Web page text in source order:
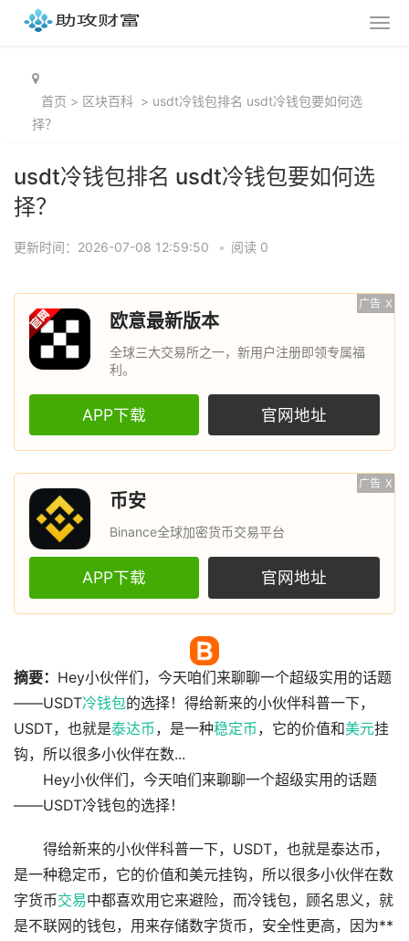
首页 > 区块百科 > usdt冷钱包排名 usdt冷钱包要如何选
择？
usdt冷钱包排名 usdt冷钱包要如何选
择？
更新时间：2026-07-08 12:59:50 • 阅读 0
广告 X
欧意最新版本
全球三大交易所之一，新用户注册即领专属福
利。
APP下载 官网地址
广告 X
币安
Binance全球加密货币交易平台
APP下载 官网地址
摘要： Hey小伙伴们，今天咱们来聊聊一个超级实用的话题
——USDT冷钱包的选择！得给新来的小伙伴科普一下，
USDT，也就是泰达币，是一种稳定币，它的价值和美元挂
钩，所以很多小伙伴在数...
Hey小伙伴们，今天咱们来聊聊一个超级实用的话题
——USDT冷钱包的选择！
得给新来的小伙伴科普一下，USDT，也就是泰达币，
是一种稳定币，它的价值和美元挂钩，所以很多小伙伴在数
字货币交易中都喜欢用它来避险，而冷钱包，顾名思义，就
是不联网的钱包，用来存储数字货币，安全性更高，因为**